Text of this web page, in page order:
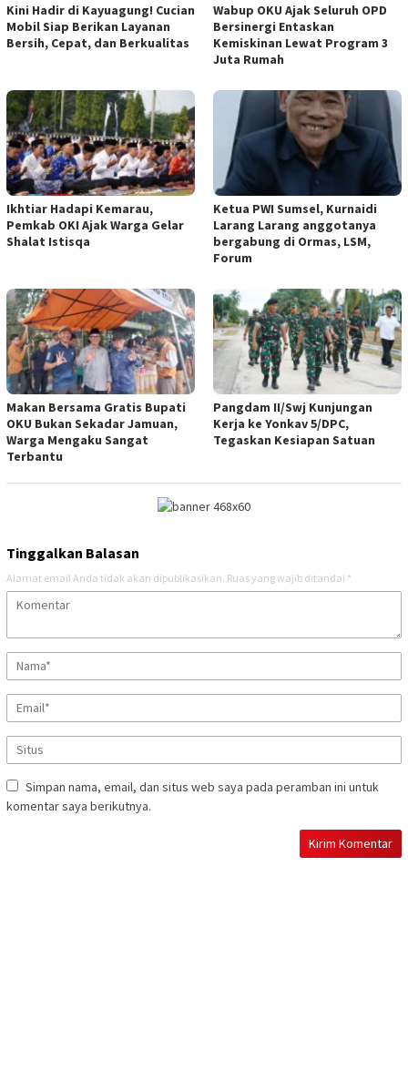
Kini Hadir di Kayuagung! Cucian
Mobil Siap Berikan Layanan
Bersih, Cepat, dan Berkualitas
Wabup OKU Ajak Seluruh OPD
Bersinergi Entaskan
Kemiskinan Lewat Program 3
Juta Rumah
Ikhtiar Hadapi Kemarau,
Pemkab OKI Ajak Warga Gelar
Shalat Istisqa
Ketua PWI Sumsel, Kurnaidi
Larang Larang anggotanya
bergabung di Ormas, LSM,
Forum
Makan Bersama Gratis Bupati
OKU Bukan Sekadar Jamuan,
Warga Mengaku Sangat
Terbantu
Pangdam II/Swj Kunjungan
Kerja ke Yonkav 5/DPC,
Tegaskan Kesiapan Satuan
Tinggalkan Balasan
Alamat email Anda tidak akan dipublikasikan. Ruas yang wajib ditandai *
Simpan nama, email, dan situs web saya pada peramban ini untuk
komentar saya berikutnya.